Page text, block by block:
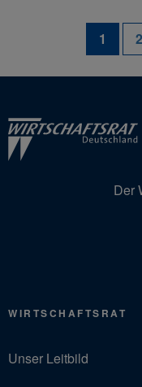
1 2
Der
WIRTSCHAFTSRAT
Unser Leitbild